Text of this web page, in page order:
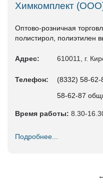
Химкомплект
Оптово-розничная
полистирол, полиэтилен
Адрес: 610011, г.
Телефон:
(8332) 58-
58-62-87
Время работы: 8.30-
Подробнее...